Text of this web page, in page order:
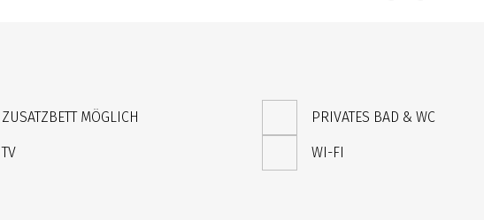
ZUSATZBETT MÖGLICH PRIVATES BAD & WC
TV WI-FI